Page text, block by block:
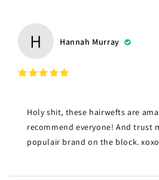
H Hannah Murray
Holy shit, these hairwefts are
recommend everyone! And trust
populair brand on the block. xoxo